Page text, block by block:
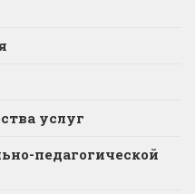
услуг
педагогической